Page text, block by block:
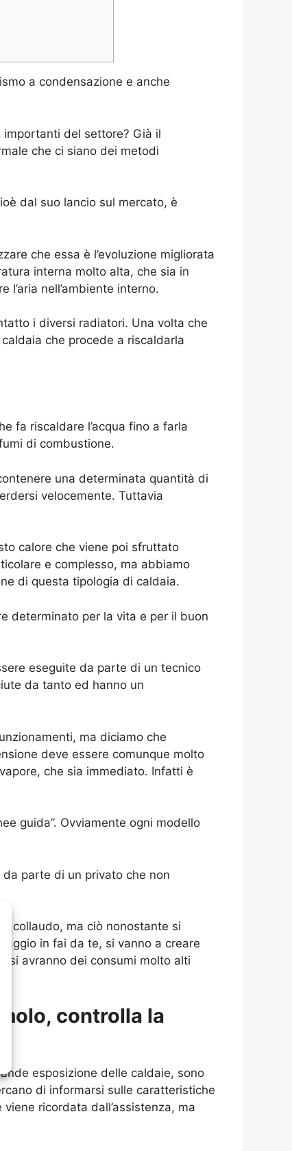
a condensazione e anche
del settore? Già il
che ci siano dei metodi
dal suo lancio sul mercato, è
che essa è l’evoluzione migliorata
interna molto alta, che sia in
nell’ambiente interno.
i diversi radiatori. Una volta che
che procede a riscaldarla
fa riscaldare l’acqua fino a farla
di combustione.
una determinata quantità di
velocemente. Tuttavia
calore che viene poi sfruttato
e complesso, ma abbiamo
di questa tipologia di caldaia.
determinato per la vita e per il buon
eseguite da parte di un tecnico
da tanto ed hanno un
ma diciamo che
deve essere comunque molto
che sia immediato. Infatti è
guida”. Ovviamente ogni modello
parte di un privato che non
collaudo, ma ciò nonostante si
in fai da te, si vanno a creare
si avranno dei consumi molto alti
controlla la
esposizione delle caldaie, sono
di informarsi sulle caratteristiche
ricordata dall’assistenza, ma